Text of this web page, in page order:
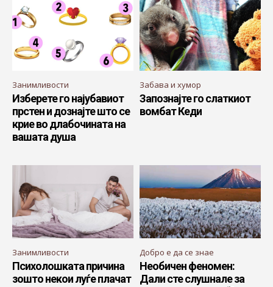
Занимливости
Изберете го најубавиот
прстен и дознајте што се
крие во длабочината на
вашата душа
Забава и хумор
Запознајте го слаткиот
вомбат Кеди
Занимливости
Психолошката причина
зошто некои луѓе плачат
Добро е да се знае
Необичен феномен:
Дали сте слушнале за